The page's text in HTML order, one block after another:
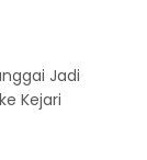
Jadi
Kejari